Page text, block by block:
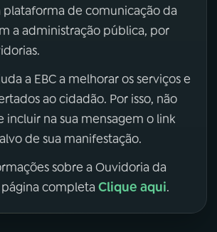
plataforma de comunicação da
a administração pública, por
a EBC a melhorar os serviços e
ao cidadão. Por isso, não
incluir na sua mensagem o link
de sua manifestação.
sobre a Ouvidoria da
página completa Clique aqui.